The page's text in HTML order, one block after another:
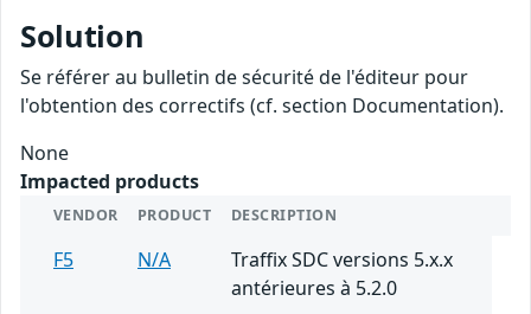
Solution
Se référer au bulletin de sécurité de l'éditeur pour
l'obtention des correctifs (cf. section Documentation).
None
Impacted products
VENDOR PRODUCT DESCRIPTION
F5 N/A
Traffix SDC versions 5.x.x
antérieures à 5.2.0